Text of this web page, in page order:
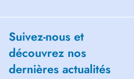
Suivez-nous et
découvrez nos
dernières actualités